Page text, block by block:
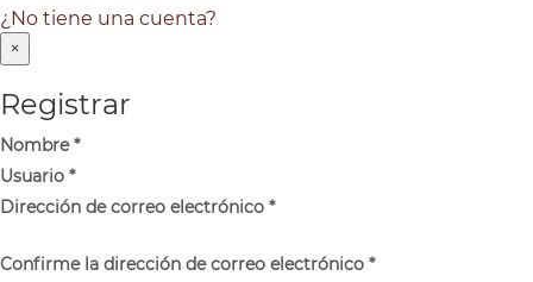
¿No tiene una cuenta?
×
Registrar
Nombre*
Usuario *
Dirección de correo electrónico *
Confirme la dirección de correo electrónico *